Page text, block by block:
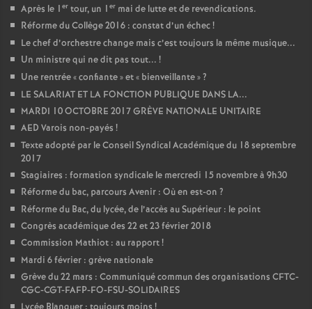
Après le 1 er tour, un 1 er mai de lutte et de revendications.
Réforme du Collège 2016 : constat d’un échec!
Le chef d’orchestre change mais c’est toujours la même musique...
Un ministre qui ne dit pas tout... !
Une rentrée «confiante» et « bienveillante»?
LE SALARIAT ET LA FONCTION PUBLIQUE DANS LA...
MARDI 10 OCTOBRE 2017 GRÈVE NATIONALE UNITAIRE
AED Varois non-payés !
Texte adopté par le Conseil Syndical Académique du 18 septembre
2017
Stagiaires : formation syndicale le mercredi 15 novembre à 9h30
Réforme du bac, parcours Avenir : Où en est-on ?
Réforme du Bac, du lycée, de l’accès au Supérieur : le point
Congrès académique des 22 et 23 février 2018
Commission Mathiot : au rapport!
Mardi 6 février : grève nationale
Grève du 22 mars : Communiqué commun des organisations CFTC-
CGC-CGT-FAFP-FO-FSU-SOLIDAIRES